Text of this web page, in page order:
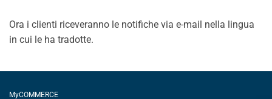
Ora i clienti riceveranno le notifiche via e-mail nella lingua
in cui le ha tradotte.
MyCOMMERCE